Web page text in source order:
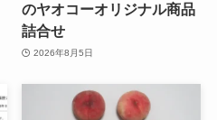
のヤオコーオリジナル商品
詰合せ
2026年8月5日